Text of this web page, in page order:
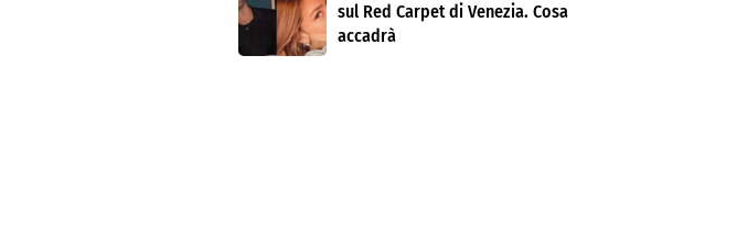
sul Red Carpet di Venezia. Cosa
accadrà